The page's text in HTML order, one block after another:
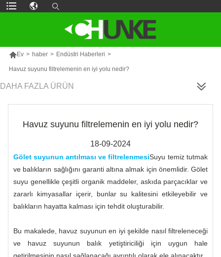
Ev > haber > Endüstri Haberleri >
Havuz suyunu filtrelemenin en iyi yolu nedir?
DAHA FAZLA ÜRÜN
Havuz suyunu filtrelemenin en iyi yolu nedir?
18-09-2024
Gölet suyunun arıtılması ve filtrelenmesiSuyu temiz tutmak
ve balıkların sağlığını garanti altına almak için önemlidir. Gölet
suyu genellikle çeşitli organik maddeler, askıda parçacıklar ve
zararlı kimyasallar içerir, bunlar su kalitesini etkileyebilir ve
balıkların hayatta kalması için tehdit oluşturabilir.
Bu makalede, havuz suyunun en iyi şekilde nasıl filtreleneceği
ve havuz suyunun balık yetiştiriciliği için uygun hale
getirilmesinin nasıl sağlanacağı ayrıntılı olarak ele alınacaktır.